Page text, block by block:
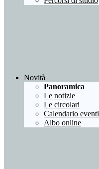
Novità
Panoramica
Le notizie
Le circolari
Calendario eventi
Albo online